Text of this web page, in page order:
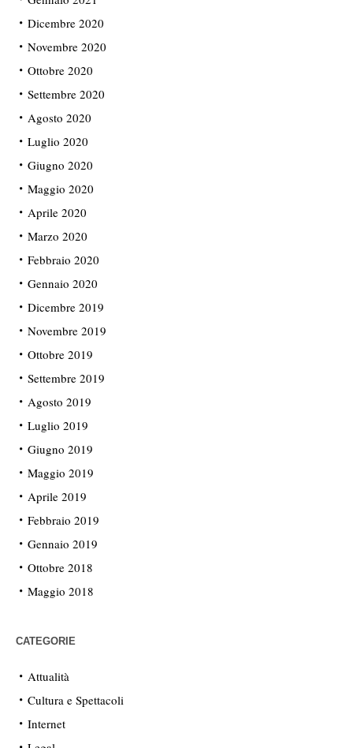
Dicembre 2020
Novembre 2020
Ottobre 2020
Settembre 2020
Agosto 2020
Luglio 2020
Giugno 2020
Maggio 2020
Aprile 2020
Marzo 2020
Febbraio 2020
Gennaio 2020
Dicembre 2019
Novembre 2019
Ottobre 2019
Settembre 2019
Agosto 2019
Luglio 2019
Giugno 2019
Maggio 2019
Aprile 2019
Febbraio 2019
Gennaio 2019
Ottobre 2018
Maggio 2018
CATEGORIE
Attualità
Cultura e Spettacoli
Internet